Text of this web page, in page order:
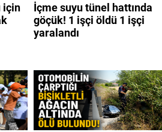
için
İçme suyu tünel hattında
göçük! 1 işçi öldü 1 işçi
yaralandı